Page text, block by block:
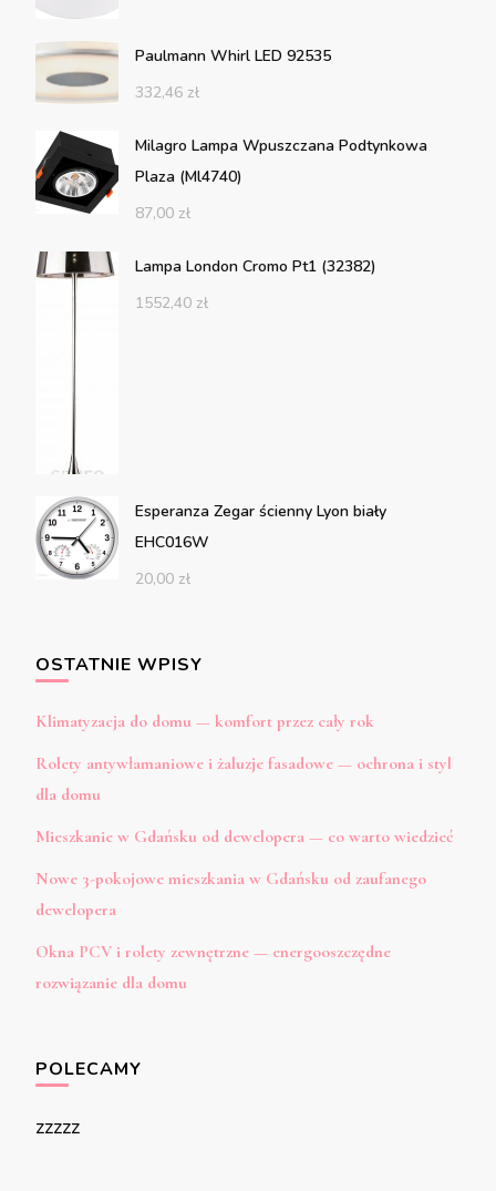
Paulmann Whirl LED 92535
332,46 zł
Milagro Lampa Wpuszczana Podtynkowa
Plaza (Ml4740)
87,00 zł
Lampa London Cromo Pt1 (32382)
1552,40 zł
Esperanza Zegar ścienny Lyon biały
EHC016W
20,00 zł
OSTATNIE WPISY
Klimatyzacja do domu — komfort przez cały rok
Rolety antywłamaniowe i żaluzje fasadowe — ochrona i styl
dla domu
Mieszkanie w Gdańsku od dewelopera — co warto wiedzieć
Nowe 3-pokojowe mieszkania w Gdańsku od zaufanego
dewelopera
Okna PCV i rolety zewnętrzne — energooszczędne
rozwiązanie dla domu
POLECAMY
zzzzz